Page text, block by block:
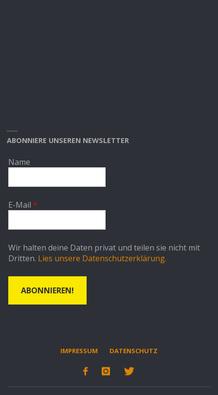
ABONNIERE UNSEREN NEWSLETTER
Name
E-Mail*
Wir halten deine Daten privat und teilen sie nicht mit
Dritten. Lies unsere Datenschutzerklärung.
IMPRESSUM DATENSCHUTZ